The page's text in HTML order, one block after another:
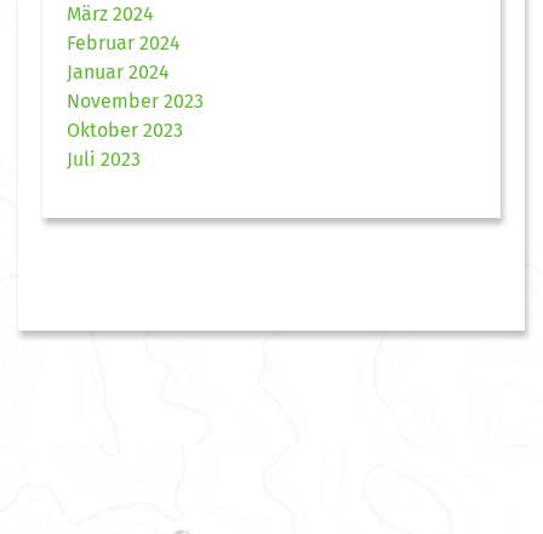
März 2024
Februar 2024
Januar 2024
November 2023
Oktober 2023
Juli 2023